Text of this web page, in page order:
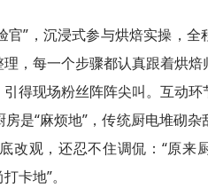
官”，沉浸式参与烘焙实操，
，每一个步骤都认真跟着烘
得现场粉丝阵阵尖叫。互动环
是“麻烦地”，传统厨电堆砌
改观，还忍不住调侃：“原来
卡地”。